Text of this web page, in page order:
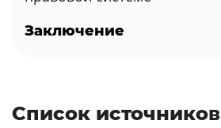
Заключение
Список источников